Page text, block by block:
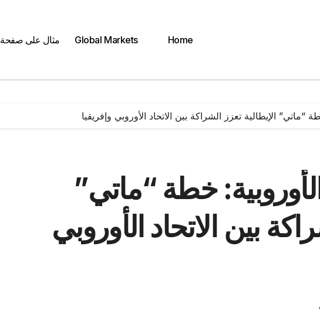
Home
Global Markets مثال على صفحة
“ماتي” الإيطالية تعزز الشراكة بين الاتحاد الأوروبي وإفريقيا
خطة “ماتي”
بين الاتحاد الأوروبي